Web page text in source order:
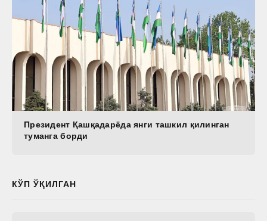
Президент Қашқадарёда янги ташкил қилинган
туманга борди
КЎП ЎҚИЛГАН